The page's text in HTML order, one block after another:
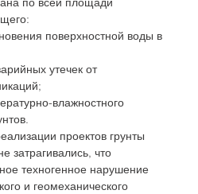
поверхностной воды в
утечек от
влажностного
проектов грунты
затрагивались, что
техногенное нарушение
и геомеханического